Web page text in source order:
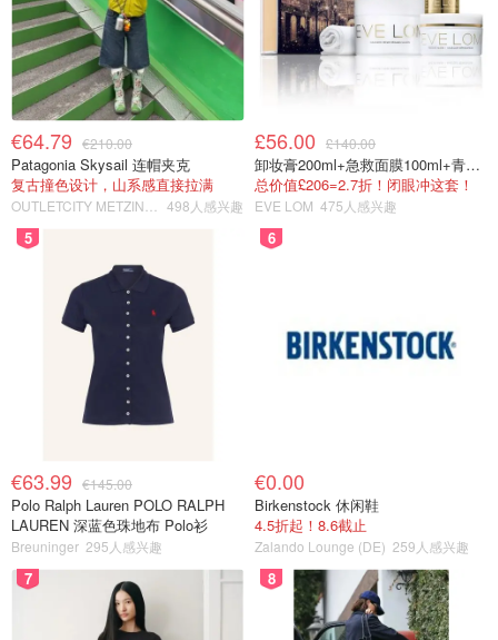
€64.79 €210.00
Patagonia Skysail 连帽夹克
复古撞色设计，山系感直接拉满
498人感兴趣
£56.00 £140.00
卸妆膏200ml+急救面膜100ml+青春面霜15ml
总价值£206=2.7折！闭眼冲这套！
EVE LOM 475人感兴趣
5
€63.99 €145.00
Polo Ralph Lauren POLO RALPH
LAUREN 深蓝色珠地布 Polo衫
Breuninger 295人感兴趣
6
€0.00
Birkenstock 休闲鞋
4.5折起！8.6截止
Zalando Lounge (DE) 259人感兴趣
7 8